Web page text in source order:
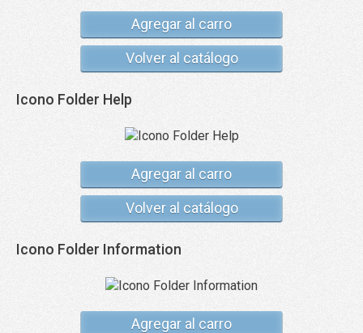
Agregar al carro
Volver al catálogo
Icono Folder Help
Agregar al carro
Volver al catálogo
Icono Folder Information
Agregar al carro